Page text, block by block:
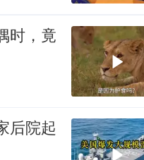
时，竟
后院起